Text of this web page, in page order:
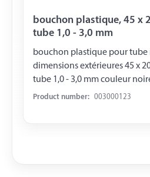
bouchon plastique, 45 x 20 mm, épaisseur
tube 1,0 - 3,0 mm
bouchon plastique pour tube
dimensions extérieures 45 x 20 mm
tube 1,0 - 3,0 mm couleur
Product number: 003000123